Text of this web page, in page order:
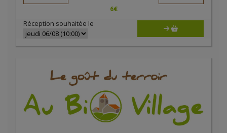
6€
Réception souhaitée le